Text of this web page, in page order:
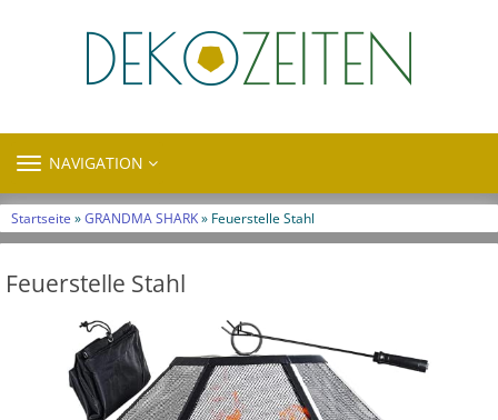
TOGGLE
NAVIGATION
Startseite »GRANDMA SHARK» Feuerstelle Stahl
Feuerstelle Stahl